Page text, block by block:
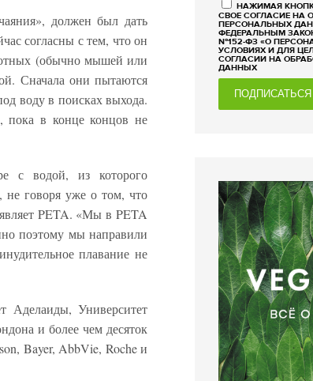
должен был дать
согласны с тем, что он
(обычно мышей или
Сначала они пытаются
воду в поисках выхода.
пока в конце концов не
с водой, из которого
не говоря уже о том, что
PETA. «Мы в PETA
поэтому мы направили
плавание не
Аделаиды, Университет
и более чем десяток
Bayer, AbbVie, Roche и
НАЖИМАЯ
СВОЕ СОГЛАСИЕ НА
ПЕРСОНАЛЬНЫХ
ФЕДЕРАЛЬНЫМ
№152-ФЗ «О
УСЛОВИЯХ И ДЛЯ
СОГЛАСИИ НА
ДАННЫХ
ПОДПИСАТЬСЯ